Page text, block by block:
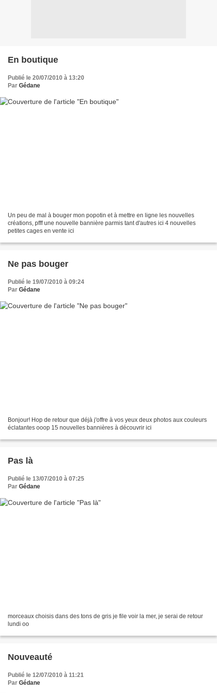
En boutique
Publié le 20/07/2010 à 13:20
Par Gédane
Un peu de mal à bouger mon popotin et à mettre en ligne les nouvelles
créations, pfff une nouvelle bannière parmis tant d'autres ici 4 nouvelles
petites cages en vente ici
Ne pas bouger
Publié le 19/07/2010 à 09:24
Par Gédane
Bonjour! Hop de retour que déjà j'offre à vos yeux deux photos aux couleurs
éclatantes ooop 15 nouvelles bannières à découvrir ici
Pas là
Publié le 13/07/2010 à 07:25
Par Gédane
morceaux choisis dans des tons de gris je file voir la mer, je serai de retour
lundi oo
Nouveauté
Publié le 12/07/2010 à 11:21
Par Gédane